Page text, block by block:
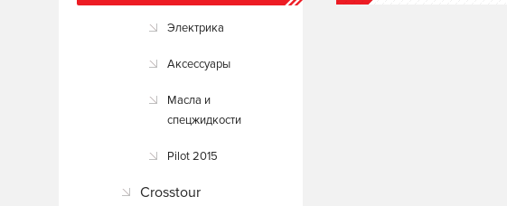
Электрика
Аксессуары
Масла и
спецжидкости
Pilot 2015
Crosstour